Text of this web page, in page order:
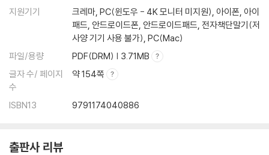
38 금리결정방식에 따른 모기지
39 원리금분배방식에 따른 모기지
41 유동화 및 증권화
42 리츠(REITs)
43 기타 금융상품
45 부동산개발과 위험
지원기기
크레마, PC(윈도우 - 4K 모니터 미지원), 아이폰, 아이
패드, 안드로이드폰, 안드로이드패드, 전자책단말기(저
사양 기기 사용 불가), PC(Mac)
파일/용량
PDF(DRM) | 3.71MB
글자 수/ 페이지
수
약 154쪽
ISBN13 9791174040886
출판사 리뷰